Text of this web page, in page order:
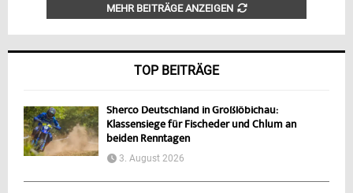
MEHR BEITRÄGE ANZEIGEN
TOP BEITRÄGE
Sherco Deutschland in Großlöbichau:
Klassensiege für Fischeder und Chlum an
beiden Renntagen
3. August 2026